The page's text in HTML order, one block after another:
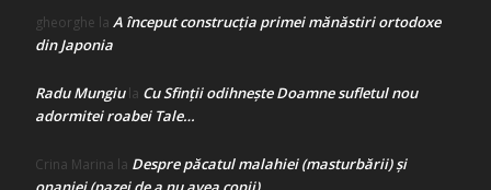
gheorghe la A început construcţia primei mănăstiri ortodoxe
din Japonia
Radu Mungiula Cu Sfinții odihnește Doamne sufletul nou
adormitei roabei Tale…
Crina Marina la Despre păcatul malahiei (masturbării) şi